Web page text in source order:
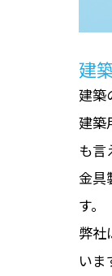
建
建築
建築
も言
金具
す。
弊社
いま